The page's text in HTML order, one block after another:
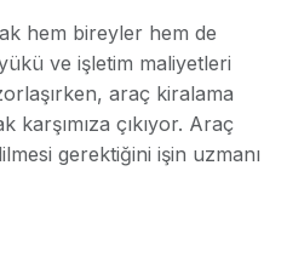
hem bireyler hem de
ve işletim maliyetleri
araç kiralama
çıkıyor. Araç
gerektiğini işin uzmanı